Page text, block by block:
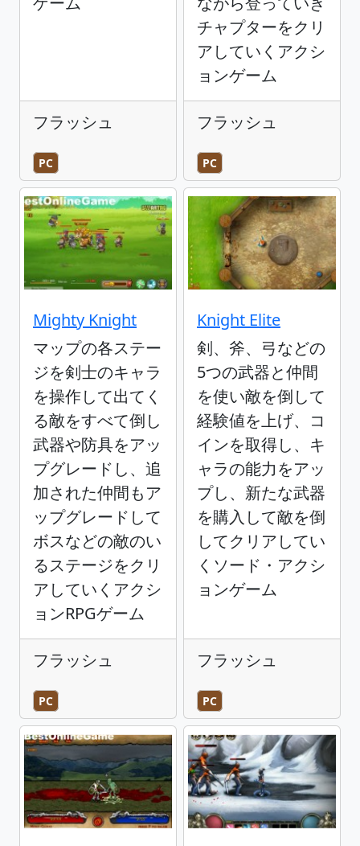
フラッシュ
PC
チャプターをクリ
アしていくアクシ
ョンゲーム
フラッシュ
PC
Mighty Knight
マップの各ステー
ジを剣士のキャラ
を操作して出てく
る敵をすべて倒し
武器や防具をアッ
プグレードし、追
加された仲間もア
ップグレードして
ボスなどの敵のい
るステージをクリ
アしていくアクシ
ョンRPGゲーム
フラッシュ
PC
Knight Elite
剣、斧、弓などの
5つの武器と仲間
を使い敵を倒して
経験値を上げ、コ
インを取得し、キ
ャラの能力をアッ
プし、新たな武器
を購入して敵を倒
してクリアしてい
くソード・アクシ
ョンゲーム
フラッシュ
PC